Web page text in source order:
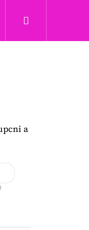
Obchodné
a